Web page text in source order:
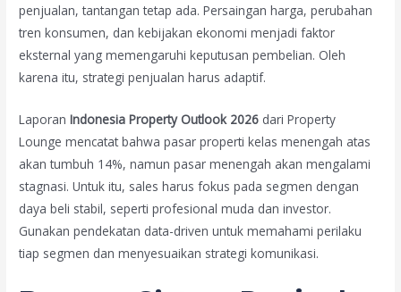
penjualan, tantangan tetap ada. Persaingan harga, perubahan
tren konsumen, dan kebijakan ekonomi menjadi faktor
eksternal yang memengaruhi keputusan pembelian. Oleh
karena itu, strategi penjualan harus adaptif.
LaporanIndonesia Property Outlook 2026 dari Property
Lounge mencatat bahwa pasar properti kelas menengah atas
akan tumbuh 14%, namun pasar menengah akan mengalami
stagnasi. Untuk itu, sales harus fokus pada segmen dengan
daya beli stabil, seperti profesional muda dan investor.
Gunakan pendekatan data-driven untuk memahami perilaku
tiap segmen dan menyesuaikan strategi komunikasi.